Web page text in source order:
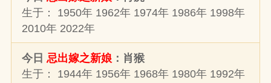
生于： 1950年 1962年 1974年 1986年 1998年
2010年 2022年
今日 忌出嫁之新娘：肖猴
生于： 1944年 1956年 1968年 1980年 1992年